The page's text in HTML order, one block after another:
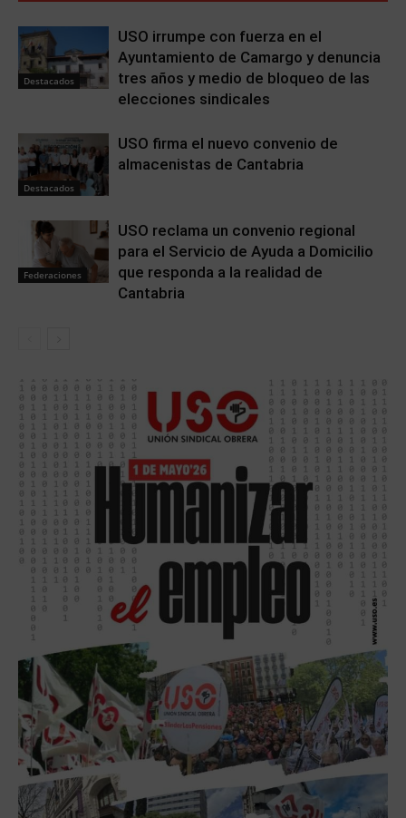
Destacados
USO irrumpe con fuerza en el
Ayuntamiento de Camargo y denuncia
tres años y medio de bloqueo de las
elecciones sindicales
Destacados
USO firma el nuevo convenio de
almacenistas de Cantabria
Federaciones
USO reclama un convenio regional
para el Servicio de Ayuda a Domicilio
que responda a la realidad de
Cantabria